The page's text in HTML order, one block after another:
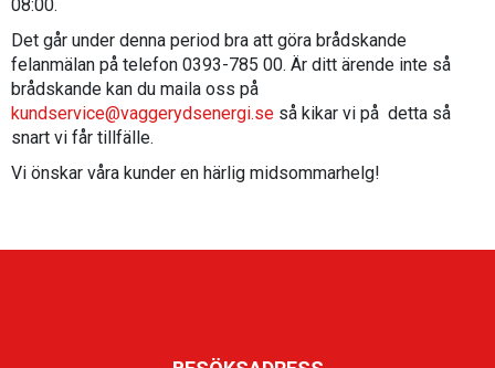
08:00.
Det går under denna period bra att göra brådskande
felanmälan på telefon 0393-785 00. Är ditt ärende inte så
brådskande kan du maila oss på
kundservice@vaggerydsenergi.se så kikar vi på detta så
snart vi får tillfälle.
Vi önskar våra kunder en härlig midsommarhelg!